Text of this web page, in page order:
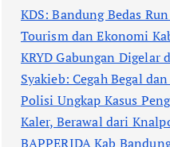
KDS: Bandung Bedas
Tourism dan Ekonomi
KRYD Gabungan
Syakieb: Cegah Begal
Polisi Ungkap Kasus
Kaler, Berawal dari
BAPPERIDA Kab